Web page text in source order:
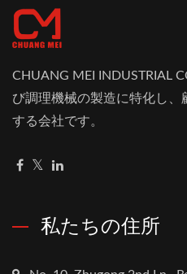
CHUANG MEI INDUSTRIAL
び調理機械の製造に特化し
する会社です。
私たちの住所